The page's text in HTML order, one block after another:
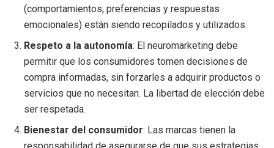
(comportamientos, preferencias y respuestas
emocionales) están siendo recopilados y utilizados.
Respeto a la autonomía: El neuromarketing debe
permitir que los consumidores tomen decisiones de
compra informadas, sin forzarles a adquirir productos o
servicios que no necesitan. La libertad de elección debe
ser respetada.
Bienestar del consumidor: Las marcas tienen la